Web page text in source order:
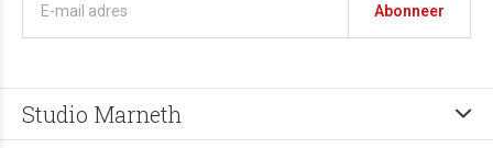
Abonneer
Studio Marneth